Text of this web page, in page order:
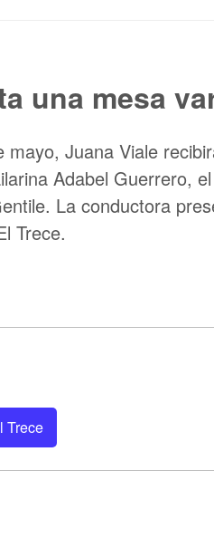
una mesa
Juana Viale
Adabel Guerrero,
La conductora
Trece.
Trece